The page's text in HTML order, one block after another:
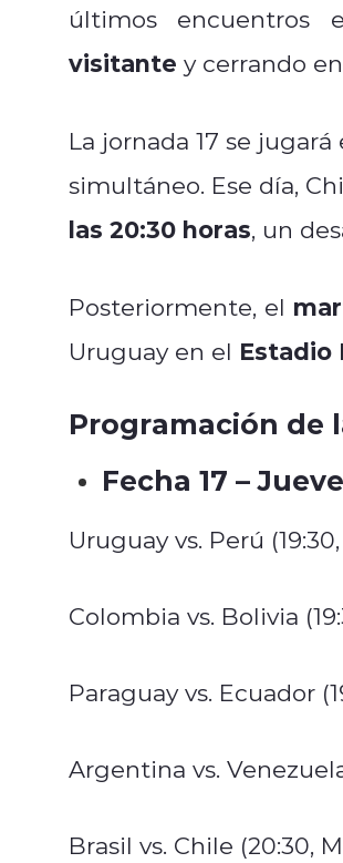
últimos encuentros
visitante y cerrando
La jornada 17 se jugará
simultáneo. Ese día,
las 20:30 horas, un
Posteriormente, el
Uruguay en el Estadio
Programación de
Fecha 17 –
Uruguay vs. Perú
Colombia vs. Bolivia
Paraguay vs. Ecuador
Argentina vs.
Brasil vs. Chile (20:30,